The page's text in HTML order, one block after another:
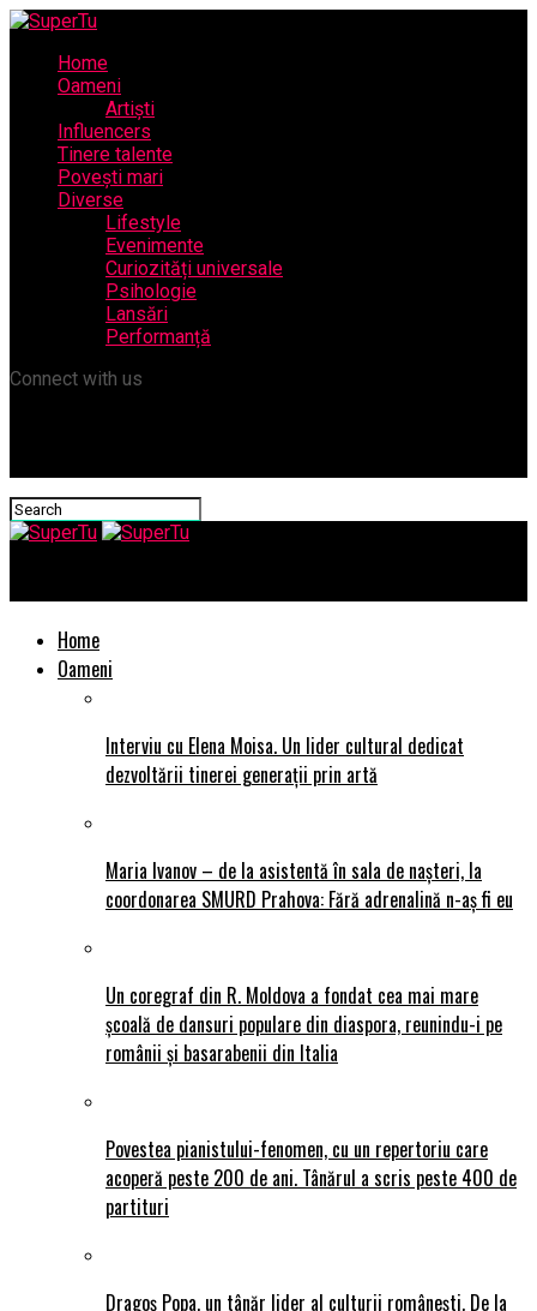
Home
Oameni
Artiști
Influencers
Tinere talente
Povești mari
Diverse
Lifestyle
Evenimente
Curiozități universale
Psihologie
Lansări
Performanță
Connect with us
Home
Oameni
Interviu cu Elena Moisa. Un lider cultural dedicat
dezvoltării tinerei generații prin artă
Maria Ivanov – de la asistentă în sala de nașteri, la
coordonarea SMURD Prahova: Fără adrenalină n-aș fi eu
Un coregraf din R. Moldova a fondat cea mai mare
școală de dansuri populare din diaspora, reunindu-i pe
românii și basarabenii din Italia
Povestea pianistului-fenomen, cu un repertoriu care
acoperă peste 200 de ani. Tânărul a scris peste 400 de
partituri
Dragoș Popa, un tânăr lider al culturii românești. De la